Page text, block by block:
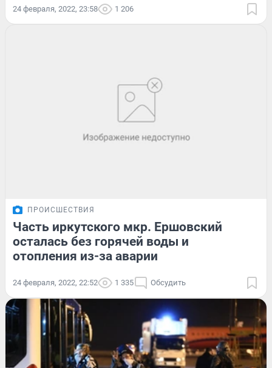
24 февраля, 2022, 23:58 1 206
ПРОИСШЕСТВИЯ
Часть иркутского мкр. Ершовский
осталась без горячей воды и
отопления из-за аварии
24 февраля, 2022, 22:52 1 335 Обсудить